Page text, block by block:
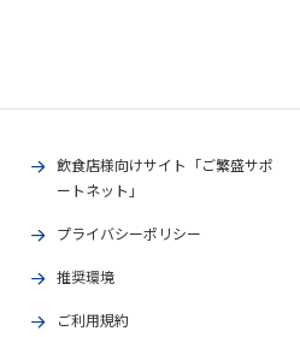
飲食店様向けサイト「ご繁盛サポ
ートネット」
プライバシーポリシー
推奨環境
ご利用規約